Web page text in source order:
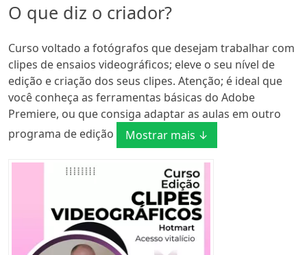
O que diz o criador?
Curso voltado a fotógrafos que desejam trabalhar com
clipes de ensaios videográficos; eleve o seu nível de
edição e criação dos seus clipes. Atenção; é ideal que
você conheça as ferramentas básicas do Adobe
Premiere, ou que consiga adaptar as aulas em outro
programa de edição
Mostrar mais ↓